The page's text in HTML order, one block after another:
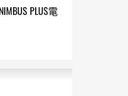
PLUS電